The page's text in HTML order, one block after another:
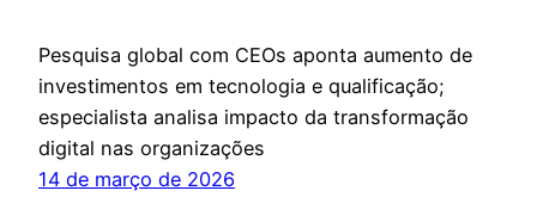
Pesquisa global com CEOs aponta aumento de
investimentos em tecnologia e qualificação;
especialista analisa impacto da transformação
digital nas organizações
14 de março de 2026